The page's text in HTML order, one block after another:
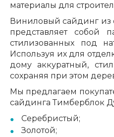
материалы для
Виниловый сайдинг из
представляет собой
стилизованных под
Используя их для
дому аккуратный,
сохраняя при этом
Мы предлагаем
сайдинга Тимберблок
Серебристый;
Золотой;